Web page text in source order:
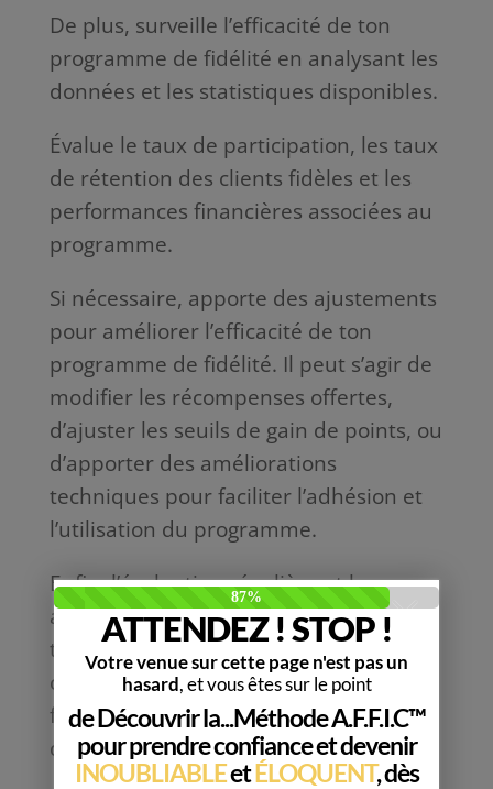
De plus, surveille l’efficacité de ton
programme de fidélité en analysant les
données et les statistiques disponibles.
Évalue le taux de participation, les taux
de rétention des clients fidèles et les
performances financières associées au
programme.
Si nécessaire, apporte des ajustements
pour améliorer l’efficacité de ton
programme de fidélité. Il peut s’agir de
modifier les récompenses offertes,
d’ajuster les seuils de gain de points, ou
d’apporter des améliorations
techniques pour faciliter l’adhésion et
l’utilisation du programme.
Enfin, l’évaluation régulière et les
ajustements en fonction des résultats
te permettront d’optimiser
continuellement ton programme de
fidélité et de maintenir l’engagement
des clients.